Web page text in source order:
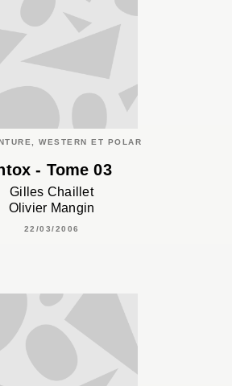
WESTERN ET POLAR
- Tome 03
Gilles Chaillet
Olivier Mangin
22/03/2006